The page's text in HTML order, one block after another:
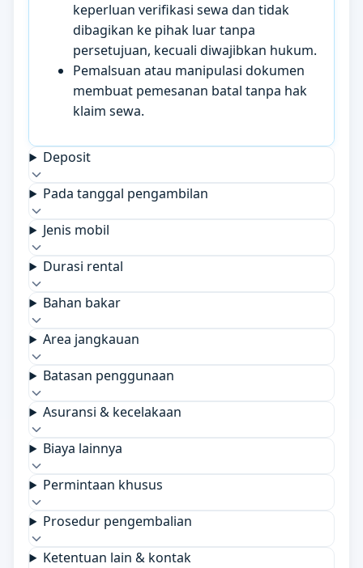
keperluan verifikasi sewa dan tidak
dibagikan ke pihak luar tanpa
persetujuan, kecuali diwajibkan hukum.
Pemalsuan atau manipulasi dokumen
membuat pemesanan batal tanpa hak
klaim sewa.
Deposit
Pada tanggal pengambilan
Jenis mobil
Durasi rental
Bahan bakar
Area jangkauan
Batasan penggunaan
Asuransi & kecelakaan
Biaya lainnya
Permintaan khusus
Prosedur pengembalian
Ketentuan lain & kontak